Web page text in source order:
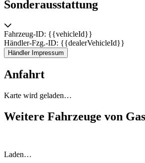
Sonderausstattung
Fahrzeug-ID: {{vehicleId}}
Händler-Fzg.-ID: {{dealerVehicleId}}
Händler Impressum
Anfahrt
Karte wird geladen…
Weitere Fahrzeuge von
Laden…